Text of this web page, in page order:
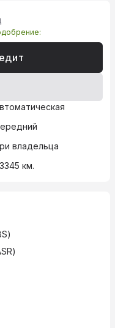
владельца
км.